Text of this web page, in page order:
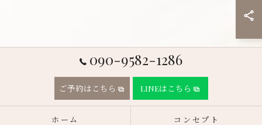
090-9582-1286
ご予約はこちら LINEはこちら
ホーム コンセプト